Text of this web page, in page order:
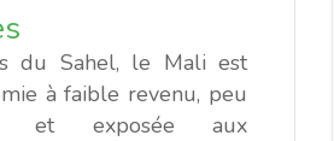
du Sahel, le Mali est
à faible revenu, peu
et exposée aux